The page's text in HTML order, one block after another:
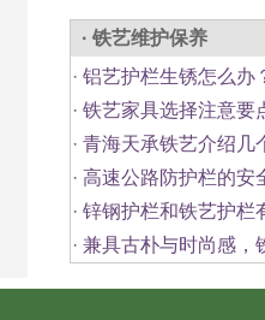
· 铁艺维护保养
· 铝艺护栏生锈怎么办
· 铁艺家具选择注意要
· 青海天承铁艺介绍几
· 高速公路防护栏的安
· 锌钢护栏和铁艺护栏
· 兼具古朴与时尚感，